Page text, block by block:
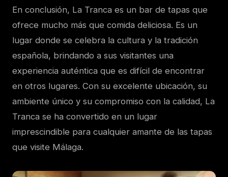
En conclusión, La Tranca es un bar de tapas que
ofrece mucho más que comida deliciosa. Es un
lugar donde se celebra la cultura y la tradición
española, brindando a sus visitantes una
experiencia auténtica que es difícil de encontrar
en otros lugares. Con su excelente ubicación, su
ambiente único y su compromiso con la calidad, La
Tranca se ha convertido en un lugar
imprescindible para cualquier amante de las tapas
que visite Málaga.